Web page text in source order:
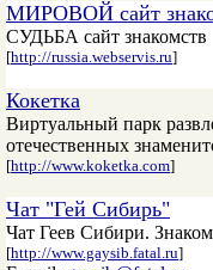
МИРОВОЙ сайт
СУДЬБА сайт знакомств
[http://russia.webservis.ru]
Кокетка
Виртуальный парк
отечественных
[http://www.koketka.com]
Чат "Гей Сибирь"
Чат Геев Сибири.
[http://www.gaysib.fatal.ru]